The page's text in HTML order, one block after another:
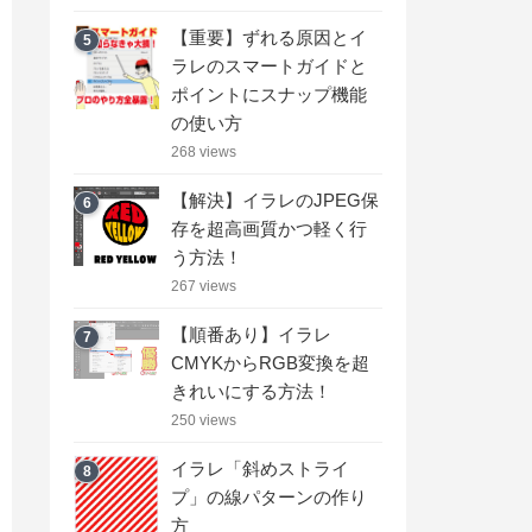
5
【重要】ずれる原因とイ
ラレのスマートガイドと
ポイントにスナップ機能
の使い方
268 views
6
【解決】イラレのJPEG保
存を超高画質かつ軽く行
う方法！
267 views
7
【順番あり】イラレ
CMYKからRGB変換を超
きれいにする方法！
250 views
8
イラレ「斜めストライ
プ」の線パターンの作り
方